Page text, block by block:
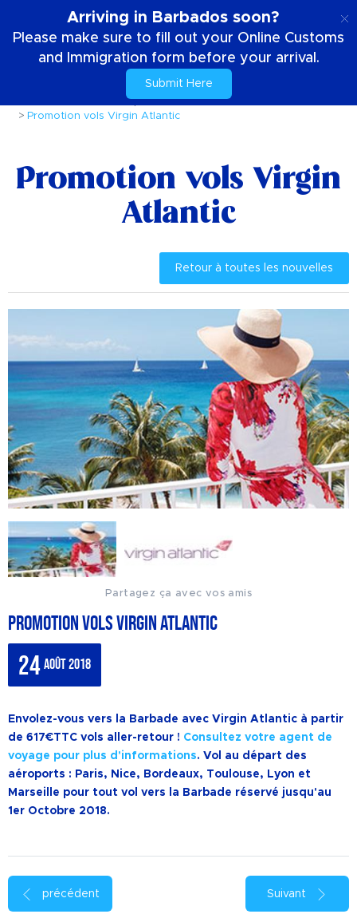
Arriving in Barbados soon?
Please make sure to fill out your Online Customs
and Immigration form before your arrival.
Submit Here
Nouvelles et promotions
Promotion vols Virgin Atlantic
Promotion vols Virgin
Atlantic
Retour à toutes les nouvelles
Promotion vols Virgin Atlantic
24 août 2018
Envolez-vous vers la Barbade avec Virgin Atlantic à partir
de 617€TTC vols aller-retour ! Consultez votre agent de
voyage pour plus d'informations. Vol au départ des
aéroports : Paris, Nice, Bordeaux, Toulouse, Lyon et
Marseille pour tout vol vers la Barbade réservé jusqu'au
1er Octobre 2018.
Partagez ça avec vos amis
précédent Suivant